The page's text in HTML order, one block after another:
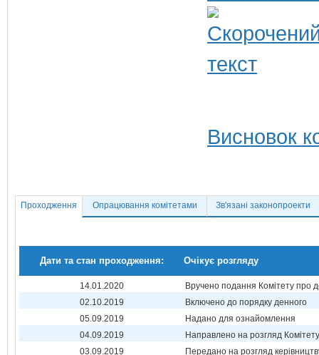
Висновок
Проходження Опрацювання комітетами Зв'язані законопроекти
Дати та стан проходження: Очікує розгляду
14.01.2020
Вручено подання Комітету про
02.10.2019
Включено до порядку денного
05.09.2019
Надано для ознайомлення
04.09.2019
Направлено на розгляд Комітету
03.09.2019
Передано на розгляд